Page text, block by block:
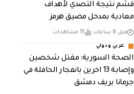
قشم نتيجة التصدي لأهداف
معادية بمدخل مضيق هرمز
قبل 8 ساعات 15 مشاهدات
عربي ودولي
الصحة السورية: مقتل شخصين
وإصابة 13 اخرين بانفجار الحافلة في
جرمانا بريف دمشق